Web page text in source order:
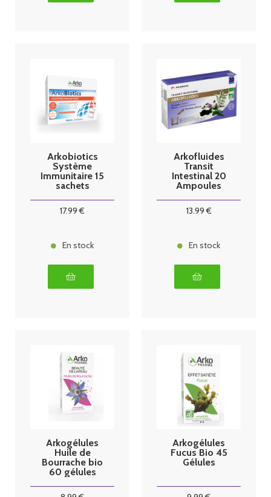
Arkobiotics
Système
Immunitaire 15
sachets
17.99 €
En stock
Arkofluides
Transit
Intestinal 20
Ampoules
13.99€
En stock
Arkogélules
Huile de
Bourrache bio
60 gélules
Arkogélules
Fucus Bio 45
Gélules